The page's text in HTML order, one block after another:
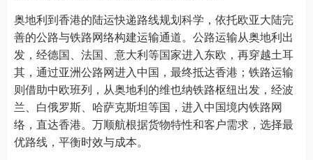
奥地利到香港的陆运快递路线规划科学，依托欧亚大陆完
善的公路与铁路网络构建运输通道。公路运输从奥地利出
发，经德国、法国、意大利等国家进入东欧，再穿越土耳
其，通过亚洲公路网进入中国，最终抵达香港；铁路运输
则借助中欧班列，从奥地利的维也纳铁路枢纽出发，经波
兰、白俄罗斯、哈萨克斯坦等国，进入中国境内铁路网
络，直达香港。万顺航根据货物特性和客户需求，选择最
优路线，平衡时效与成本。